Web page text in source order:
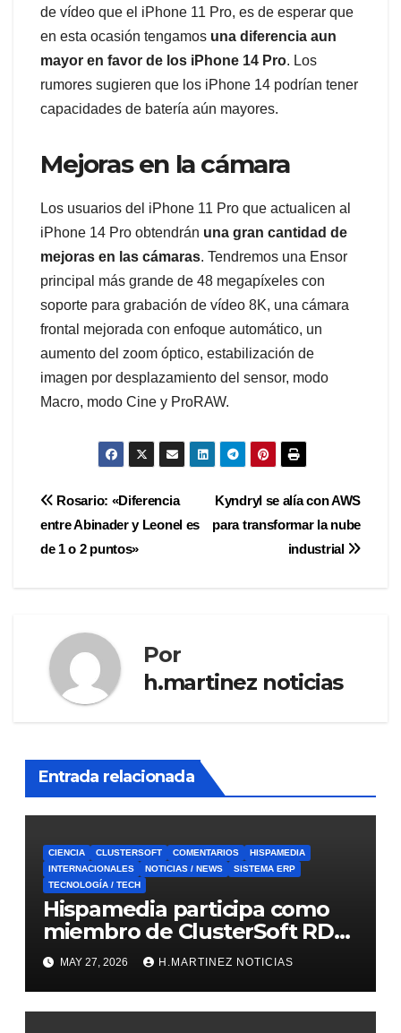
de vídeo que el iPhone 11 Pro, es de esperar que
en esta ocasión tengamos una diferencia aun
mayor en favor de los iPhone 14 Pro. Los
rumores sugieren que los iPhone 14 podrían tener
capacidades de batería aún mayores.
Mejoras en la cámara
Los usuarios del iPhone 11 Pro que actualicen al
iPhone 14 Pro obtendrán una gran cantidad de
mejoras en las cámaras. Tendremos una Ensor
principal más grande de 48 megapíxeles con
soporte para grabación de vídeo 8K, una cámara
frontal mejorada con enfoque automático, un
aumento del zoom óptico, estabilización de
imagen por desplazamiento del sensor, modo
Macro, modo Cine y ProRAW.
Navegación
de
Kyndryl se alía con AWS
para transformar la nube
industrial
Rosario: «Diferencia
entre Abinader y Leonel es
de 1 o 2 puntos»
Por
h.martinez noticias
Entrada relacionada
CIENCIA CLUSTERSOFT COMENTARIOS
HISPAMEDIA
INTERNACIONALES
NOTICIAS / NEWS
SISTEMA ERP
TECNOLOGÍA / TECH
Hispamedia participa como
miembro de ClusterSoft RD
en CIbSE 2026
MAY 27, 2026 H.MARTINEZ NOTICIAS